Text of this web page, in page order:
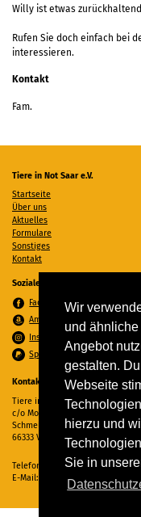
Wir
und
Angebot
gestalten.
Webseite
hierzu und
Sie in
Willy ist etwas
Rufen Sie doch einfach bei
interessieren.
Kontakt
Fam.
Tiere in Not Saar e.V.
Startseite
Über uns
Aktuelles
Formulare
Sonstiges
Kontakt
Soziale Medien
Facebook
Amazon Wunschzettel
Instagram
Spenden per PayPal
Kontakt
Tiere in Not Saar e.V.
c/o Monika Ewen
Schmelzer Straße 22
66333 Völklingen
Telefon:
06898 294862
E-Mail:
info@tiere-in-not-saar.de